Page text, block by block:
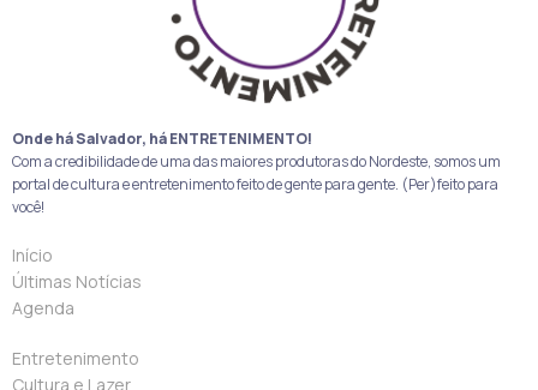
Onde há Salvador, há ENTRETENIMENTO!
Com a credibilidade de uma das maiores produtoras do Nordeste, somos um
portal de cultura e entretenimento feito de gente para gente. (Per)feito para
você!
Início
Últimas Notícias
Agenda
Entretenimento
Cultura e Lazer